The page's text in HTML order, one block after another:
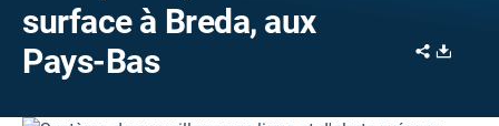
surface à Breda, aux
Pays-Bas
Share